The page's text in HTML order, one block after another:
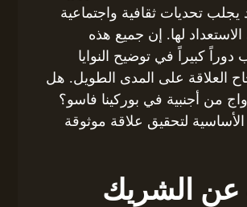
يجلب تحديات ثقافية واجتماعية
لها. إن جميع هذه
دوراً كبيراً في توضيح النوايا
العلاقة على المدى الطويل. هل
من أجنبية في بوركينا فاسو؟
الأساسية لتحقيق علاقة موثوقة
عن الشريك